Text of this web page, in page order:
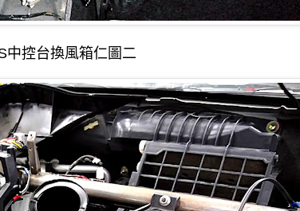
中控台換風箱仁圖二